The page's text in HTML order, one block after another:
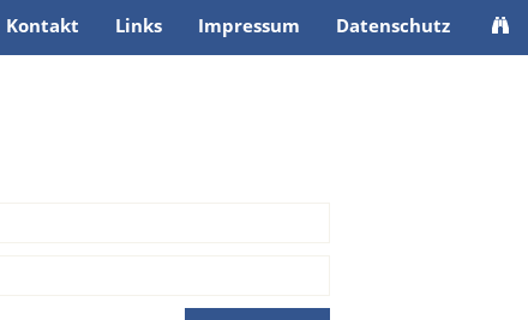
Kontakt Links Impressum Datenschutz